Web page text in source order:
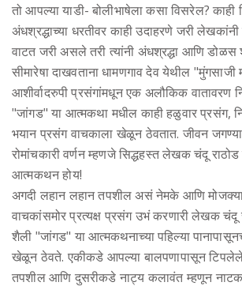
तो आपल्या याडी- बोलीभाषेला कसा विसरेल? काही
अंधश्रद्धाच्या धरतीवर काही उदाहरणे जरी
वाटत जरी असले तरी त्यांनी अंधश्रद्धा आणि डोळस
सीमारेषा दाखवताना धामणगाव देव येथील "मुंगसाजी
आशीर्वादरुपी प्रसंगांमधून एक अलौकिक वातावरण
"जांगड" या आत्मकथा मधील काही हळुवार प्रसंग,
भयान प्रसंग वाचकाला खेळून ठेवतात. जीवन
रोमांचकारी वर्णन म्हणजे सिद्धहस्त लेखक चंदू
आत्मकथन होय!
अगदी लहान लहान तपशील असं नेमके आणि मोजक्या
वाचकांसमोर प्रत्यक्ष प्रसंग उभं करणारी लेखक चंदू
शैली "जांगड" या आत्मकथनाच्या पहिल्या
खेळून ठेवते. एकीकडे आपल्या बालपणापासून टिपलेले
तपशील आणि दुसरीकडे नाट्य कलावंत म्हणून